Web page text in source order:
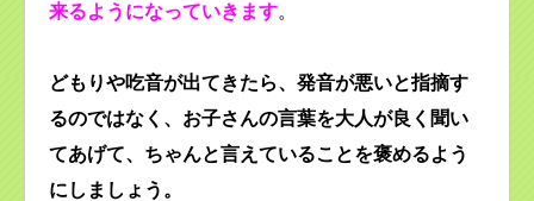
来るようになっていきます。
どもりや吃音が出てきたら、発音が悪いと指摘す
るのではなく、お子さんの言葉を大人が良く聞い
てあげて、ちゃんと言えていることを褒めるよう
にしましょう。